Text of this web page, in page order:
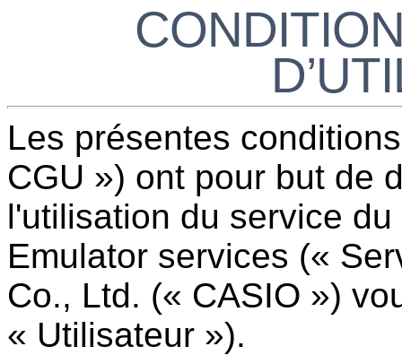
Les présentes
CGU ») ont pour but de
l'utilisation du service
Emulator services («
Co., Ltd. (« CASIO »)
« Utilisateur »).